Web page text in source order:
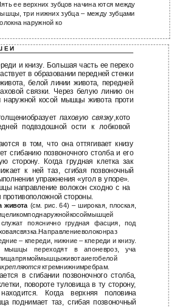
ее верхних зубцов начина ются между
три нижних зубца – между зубцами
наружной ко
Е И
и книзу. Большая часть ее перехо
в образовании передней стенки
белой линии живота, передней
связки. Через белую линию он
наружной косой мышцы живота проти
паховую связку,кото
подвздошной ости к лобковой
в том, что она оттягивает книзу
сгибанию позвоночного столба и его
сторону. Когда грудная клетка зак
к ней таз, сгибая позвоночный
упражнения «угол в упоре».
направление волокон сходно с на
стороны.
живота (см. рис. 64) – широкая, плоская,
служат пояснично грудная фасция, под
– кпереди, нижние – кпереди и книзу.
переходят в апоневроз, уча
ктремнижнимребрам.
в сгибании позвоночного столба,
повороте туловища в ту сторону,
Когда верхняя половина
поднимает таз, сгибая позвоночный